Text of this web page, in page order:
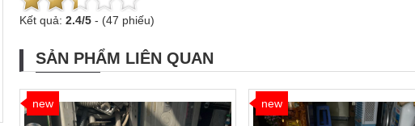
Kết quả: 2.4/5 - (47 phiếu)
SẢN PHẨM LIÊN QUAN
new new